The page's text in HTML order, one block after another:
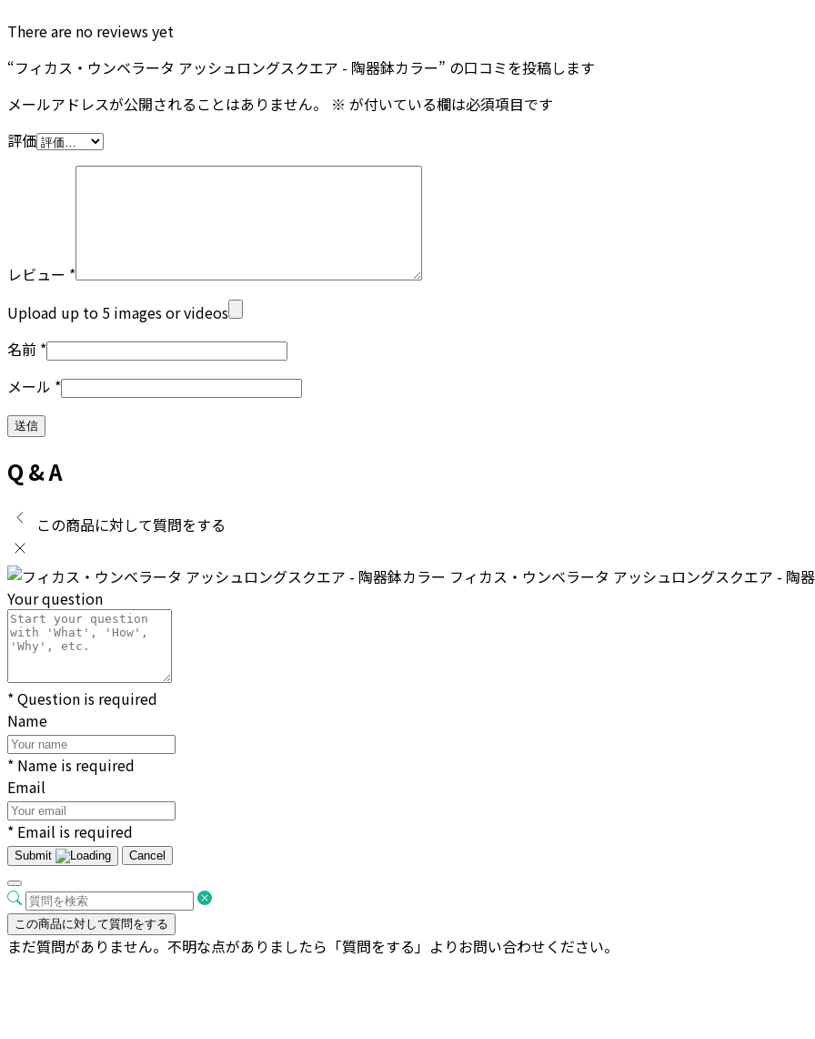
There are no reviews yet
“フィカス・ウンベラータ アッシュロングスクエア - 陶器鉢カラー” の口コミを投稿します
メールアドレスが公開されることはありません。
※ が付いている欄は必須項目です
評価
レビュー *
Upload up to 5 images or videos
名前 *
メール *
Q & A
この商品に対して質問をする
フィカス・ウンベラータ アッシュロングスクエア - 陶
Your question
* Question is required
Name
* Name is required
Email
* Email is required
Submit Cancel
この商品に対して質問をする
まだ質問がありません。不明な点がありましたら「質問をする」よりお問い合わせください。